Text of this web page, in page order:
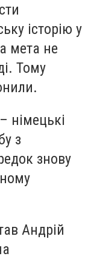
історію у
мета не
Тому
німецькі
з
знову
Андрій